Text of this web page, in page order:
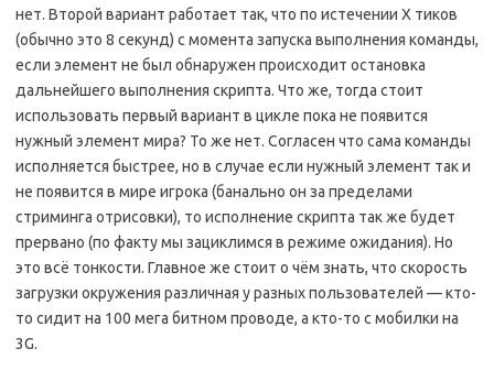
нет. Второй вариант работает так, что по истечении Х тиков
(обычно это 8 секунд) с момента запуска выполнения команды,
если элемент не был обнаружен происходит остановка
дальнейшего выполнения скрипта. Что же, тогда стоит
использовать первый вариант в цикле пока не появится
нужный элемент мира? То же нет. Согласен что сама команды
исполняется быстрее, но в случае если нужный элемент так и
не появится в мире игрока (банально он за пределами
стриминга отрисовки), то исполнение скрипта так же будет
прервано (по факту мы зациклимся в режиме ожидания). Но
это всё тонкости. Главное же стоит о чём знать, что скорость
загрузки окружения различная у разных пользователей — кто-
то сидит на 100 мега битном проводе, а кто-то с мобилки на
3G.